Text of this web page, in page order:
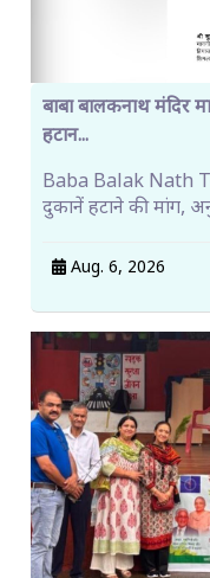
बाबा बालकनाथ मंदिर
हटान...
Baba Balak Nath
दुकानें हटाने की मांग,
Aug. 6, 2026